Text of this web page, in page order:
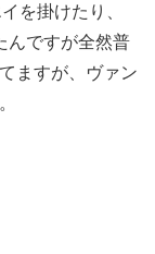
を掛けたり、
んですが全然普
ますが、ヴァン